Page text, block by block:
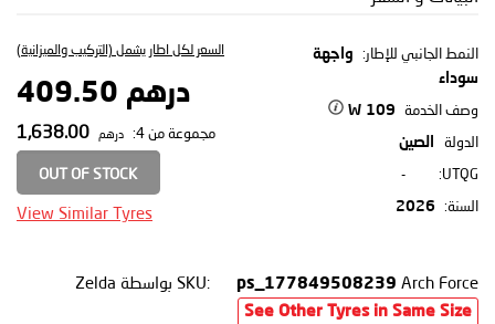
النمط الجانبي للإطار:
واجهة
سوداء
وصف الخدمة 109 W
الدولة الصين
UTQG:
-
السنة:
2026
السعر لكل اطار يشمل (التركيب والميزانية)
درهم 409.50
مجموعة من 4: درهم
OUT OF STOCK
View Similar Tyres
SKU: ps_177849508239 Arch Force بواسطة Zelda
See Other Tyres in Same Size